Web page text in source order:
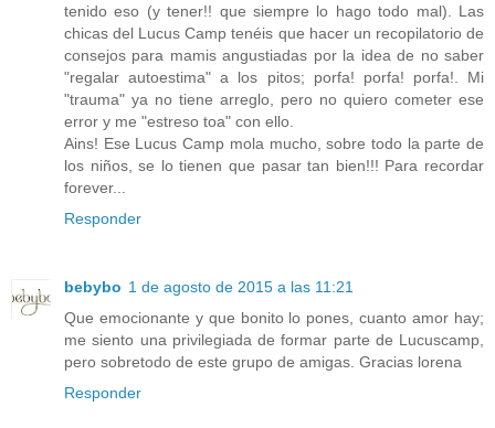
tenido eso (y tener!! que siempre lo hago todo mal). Las
chicas del Lucus Camp tenéis que hacer un recopilatorio de
consejos para mamis angustiadas por la idea de no saber
"regalar autoestima" a los pitos; porfa! porfa! porfa!. Mi
"trauma" ya no tiene arreglo, pero no quiero cometer ese
error y me "estreso toa" con ello.
Ains! Ese Lucus Camp mola mucho, sobre todo la parte de
los niños, se lo tienen que pasar tan bien!!! Para recordar
forever...
Responder
bebybo 1 de agosto de 2015 a las 11:21
Que emocionante y que bonito lo pones, cuanto amor hay;
me siento una privilegiada de formar parte de Lucuscamp,
pero sobretodo de este grupo de amigas. Gracias lorena
Responder